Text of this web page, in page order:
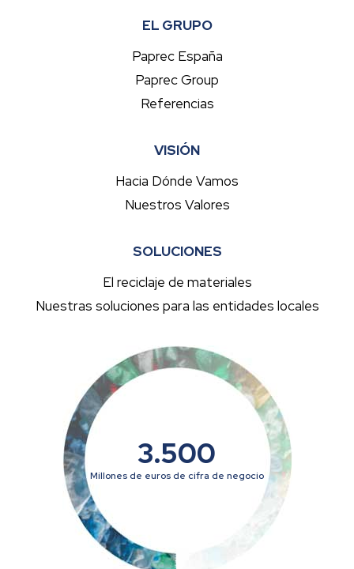
EL GRUPO
Paprec España
Paprec Group
Referencias
VISIÓN
Hacia Dónde Vamos
Nuestros Valores
SOLUCIONES
El reciclaje de materiales
Nuestras soluciones para las entidades locales
3.500
Millones de euros de cifra de negocio